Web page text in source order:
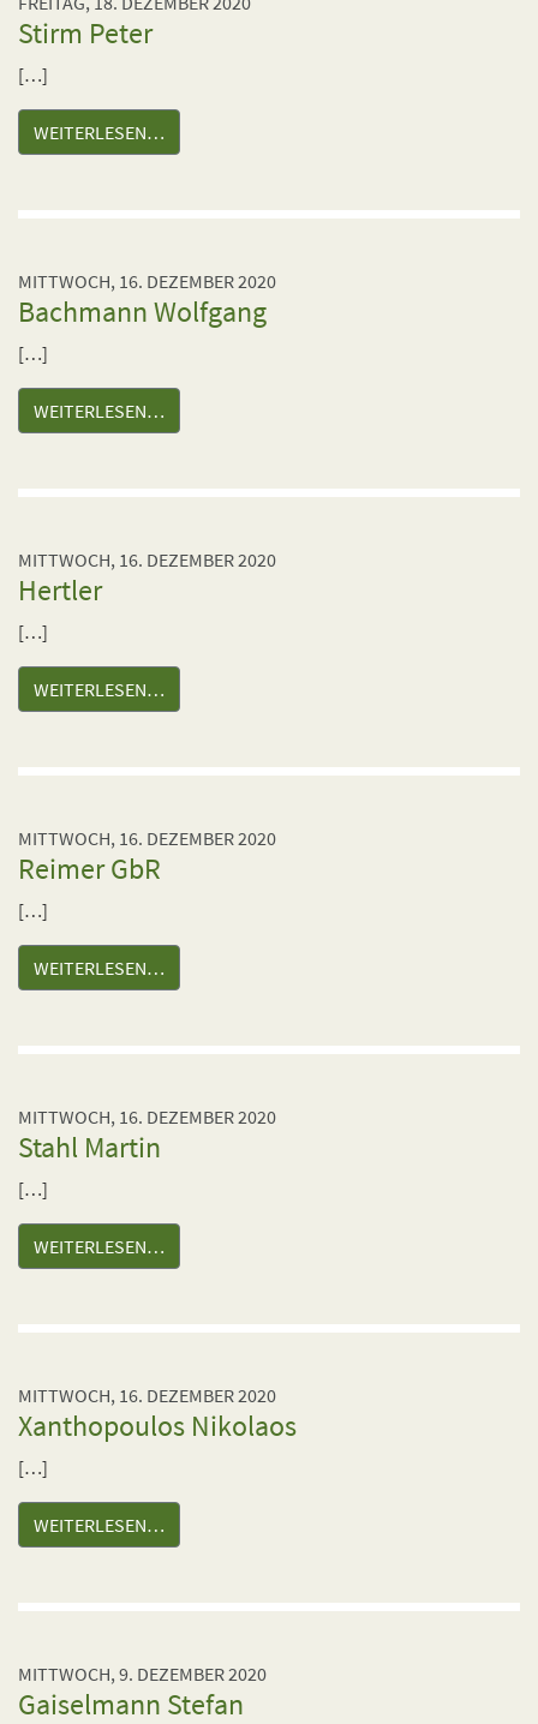
Stirm Peter
[…]
WEITERLESEN…
MITTWOCH, 16. DEZEMBER 2020
Bachmann Wolfgang
[…]
WEITERLESEN…
MITTWOCH, 16. DEZEMBER 2020
Hertler
[…]
WEITERLESEN…
MITTWOCH, 16. DEZEMBER 2020
Reimer GbR
[…]
WEITERLESEN…
MITTWOCH, 16. DEZEMBER 2020
Stahl Martin
[…]
WEITERLESEN…
MITTWOCH, 16. DEZEMBER 2020
Xanthopoulos Nikolaos
[…]
WEITERLESEN…
MITTWOCH, 9. DEZEMBER 2020
Gaiselmann Stefan